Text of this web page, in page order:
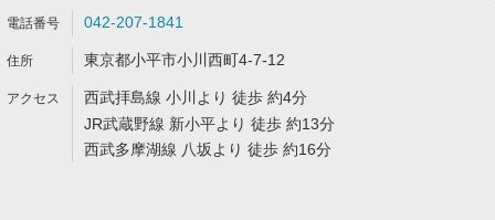
042-207-1841
東京都小平市小川西町4-7-12
西武拝島線 小川より 徒歩 約4分
JR武蔵野線 新小平より 徒歩 約13分
西武多摩湖線 八坂より 徒歩 約16分